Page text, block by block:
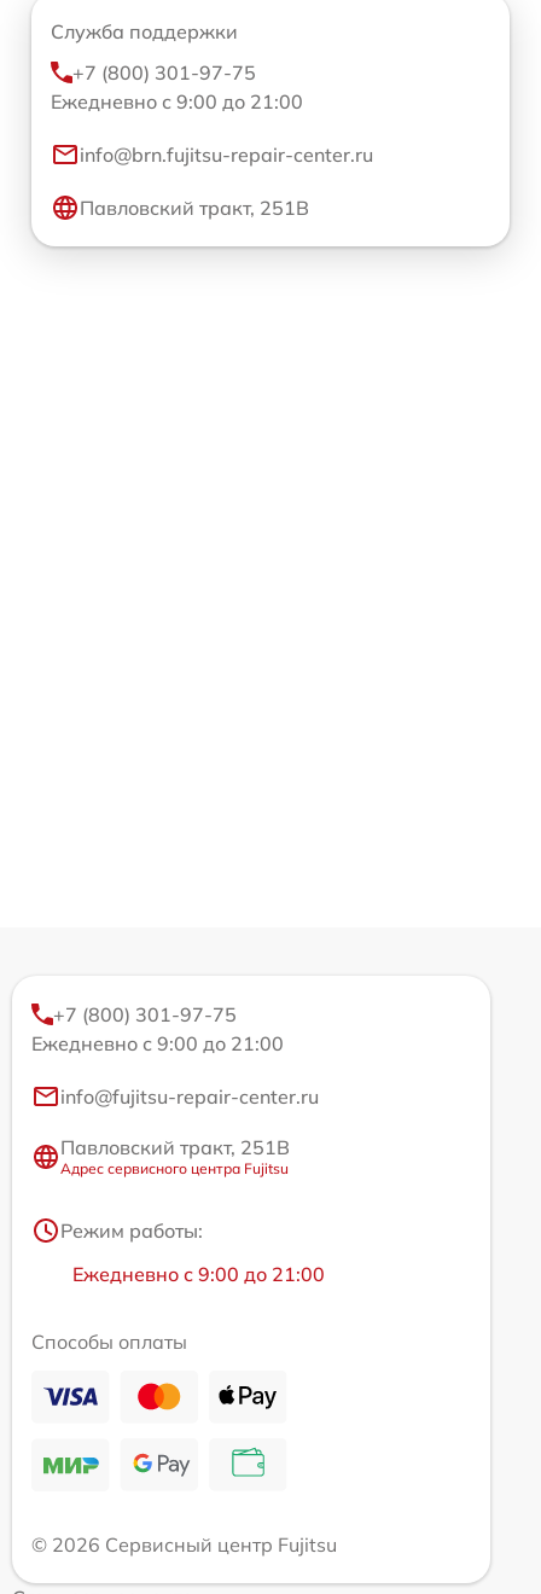
Служба поддержки
+7 (800) 301-97-75
Ежедневно с 9:00 до 21:00
info@brn.fujitsu-repair-center.ru
Павловский тракт, 251В
+7 (800) 301-97-75
Ежедневно с 9:00 до 21:00
info@fujitsu-repair-center.ru
Павловский тракт, 251В
Адрес сервисного центра Fujitsu
Режим работы:
Ежедневно с 9:00 до 21:00
Способы оплаты
© 2026 Сервисный центр Fujitsu